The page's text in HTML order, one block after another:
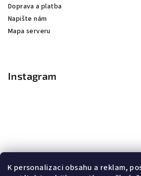
K personalizaci obsahu a reklam,
Doprava a platba
Napište nám
Mapa serveru
Instagram